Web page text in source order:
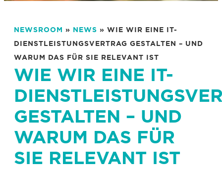
NEWSROOM » NEWS » WIE WIR EINE IT-
DIENSTLEISTUNGSVERTRAG GESTALTEN – UND
WARUM DAS FÜR SIE RELEVANT IST
WIE WIR EINE IT-
GESTALTEN – UND
WARUM DAS FÜR
SIE RELEVANT IST